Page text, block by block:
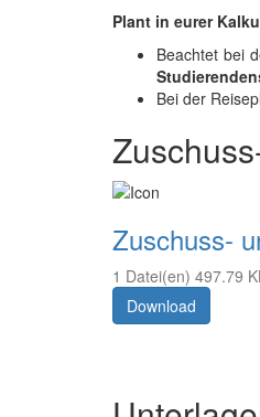
Plant in eurer
Beachtet bei
Bei der
Zuschuss-
1 Datei(en) 497.79
Download